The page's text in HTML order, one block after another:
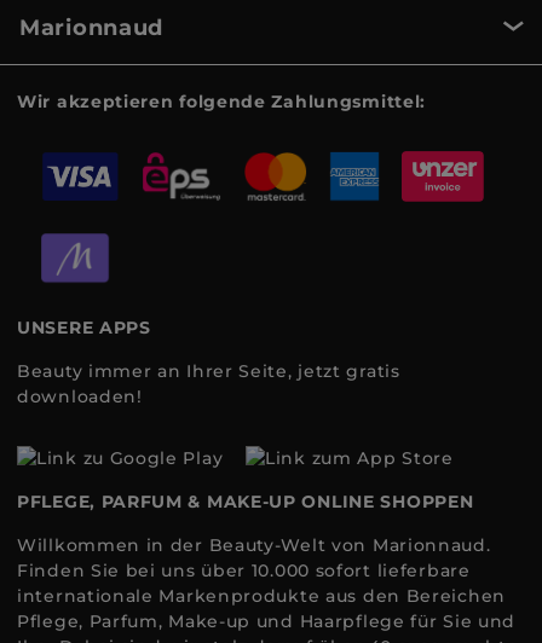
Marionnaud
Wir akzeptieren folgende Zahlungsmittel:
UNSERE APPS
Beauty immer an Ihrer Seite, jetzt gratis
downloaden!
PFLEGE, PARFUM & MAKE-UP ONLINE SHOPPEN
Willkommen in der Beauty-Welt von Marionnaud.
Finden Sie bei uns über 10.000 sofort lieferbare
internationale Markenprodukte aus den Bereichen
Pflege, Parfum, Make-up und Haarpflege für Sie und